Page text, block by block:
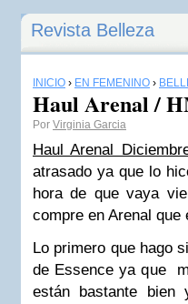
Revista Belleza
INICIO › EN FEMENINO ›
Haul Arenal /
Por Virginia Garcia
Haul Arenal
atrasado ya que lo
hora de que vaya
compre en Arenal que
Lo primero que hago
de Essence ya que
están bastante